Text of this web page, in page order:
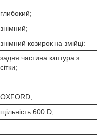
глибокий;
знімний;
знімний козирок на змійці;
задня частина каптура з
сітки;
OXFORD;
щільність 600 D;